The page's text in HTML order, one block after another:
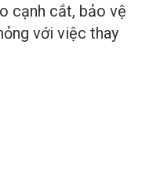
cạnh cắt, bảo vệ
với việc thay